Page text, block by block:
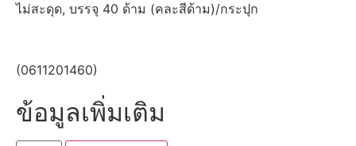
ไม่สะดุด, บรรจุ 40 ด้าม (คละสีด้าม)/กระปุก
(0611201460)
ข้อมูลเพิ่มเติม